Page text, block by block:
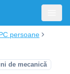
persoane
de mecanică